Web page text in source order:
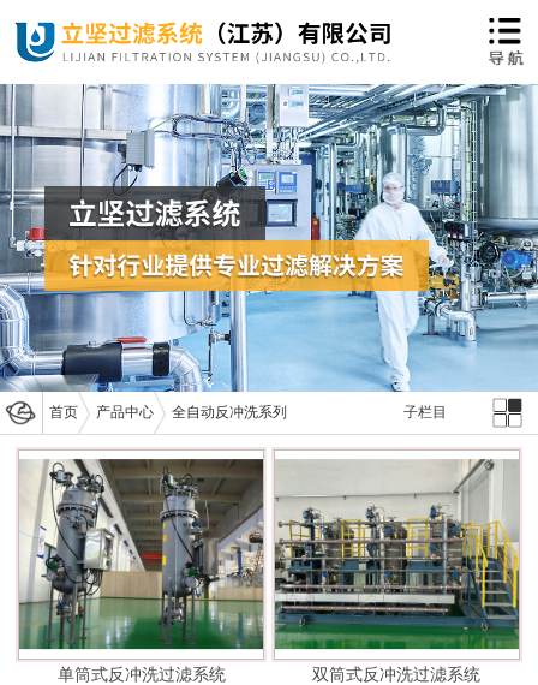
首页 产品中心 全自动反冲洗系列 子栏目
单筒式反冲洗过滤系统 双筒式反冲洗过滤系统